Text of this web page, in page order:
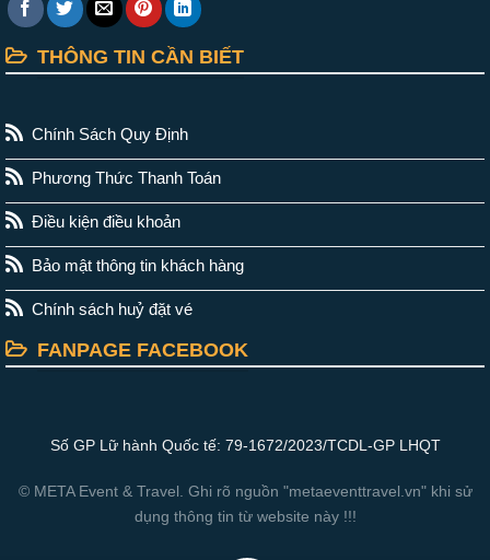
THÔNG TIN CẦN BIẾT
Chính Sách Quy Định
Phương Thức Thanh Toán
Điều kiện điều khoản
Bảo mật thông tin khách hàng
Chính sách huỷ đặt vé
FANPAGE FACEBOOK
Số GP Lữ hành Quốc tế: 79-1672/2023/TCDL-GP LHQT
© META Event & Travel. Ghi rõ nguồn "metaeventtravel.vn" khi sử
dụng thông tin từ website này !!!